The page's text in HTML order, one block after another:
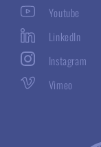
Youtube
LinkedIn
Instagram
Vimeo